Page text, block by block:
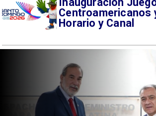
Centroamericanos
Horario y Canal